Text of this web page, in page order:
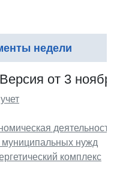
недели
Версия от 3
деятельность
муниципальных нужд
комплекс